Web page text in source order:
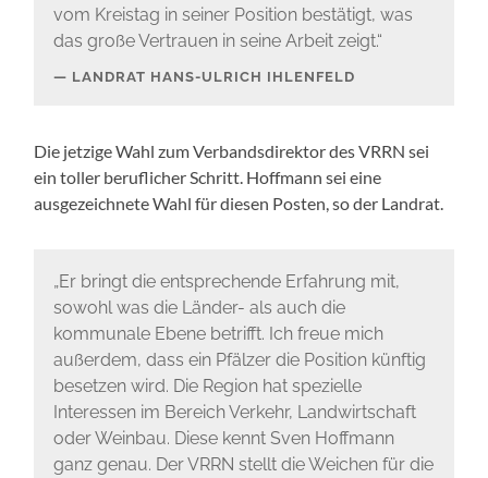
vom Kreistag in seiner Position bestätigt, was
das große Vertrauen in seine Arbeit zeigt.“
LANDRAT HANS-ULRICH IHLENFELD
Die jetzige Wahl zum Verbandsdirektor des VRRN sei
ein toller beruflicher Schritt. Hoffmann sei eine
ausgezeichnete Wahl für diesen Posten, so der Landrat.
„Er bringt die entsprechende Erfahrung mit,
sowohl was die Länder- als auch die
kommunale Ebene betrifft. Ich freue mich
außerdem, dass ein Pfälzer die Position künftig
besetzen wird. Die Region hat spezielle
Interessen im Bereich Verkehr, Landwirtschaft
oder Weinbau. Diese kennt Sven Hoffmann
ganz genau. Der VRRN stellt die Weichen für die